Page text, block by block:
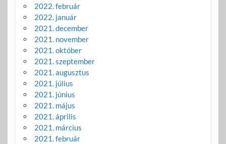
2022. február
2022. január
2021. december
2021. november
2021. október
2021. szeptember
2021. augusztus
2021. július
2021. június
2021. május
2021. április
2021. március
2021. február